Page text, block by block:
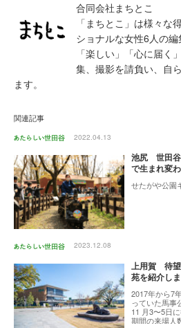
合同会社まちとこ
「まちとこ」は様々な
ショナルな女性6人の編
「楽しい」「心に届く
集、撮影を請負い、自
ます。
関連記事
2022.04.13
池尻 世田谷
で生まれ変
せたがや公園
2023.12.08
上用賀 待望
苑を紹介し
2017年から7
っていた馬事
11 月3〜5日
期間の来場人